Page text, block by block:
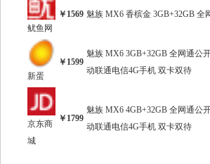
鱿鱼网
￥1569 魅族 MX6 香槟金 3GB+32GB 全
新蛋
￥1599
魅族 MX6 3GB+32GB 全网通公
动联通电信4G手机 双卡双待
京东商
城
￥1799
魅族 MX6 4GB+32GB 全网通公
动联通电信4G手机 双卡双待